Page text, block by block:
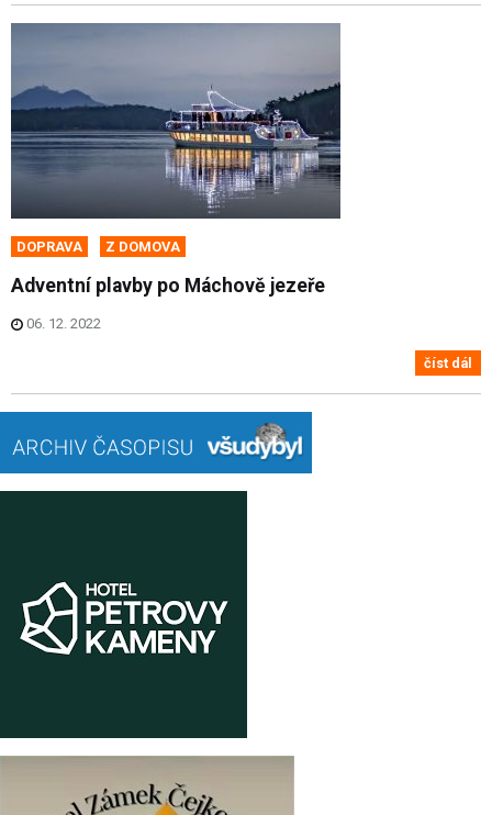
DOPRAVA Z DOMOVA
Adventní plavby po Máchově jezeře
06. 12. 2022
číst dál